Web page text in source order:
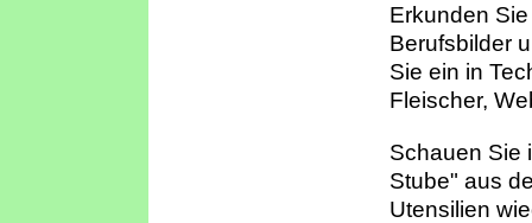
Erkunden
Berufsbilder
Sie ein in
Fleischer,
Schauen Sie
Stube" aus
Utensilien